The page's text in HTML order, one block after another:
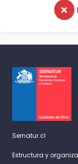
Sernatur.cl
Estructura y